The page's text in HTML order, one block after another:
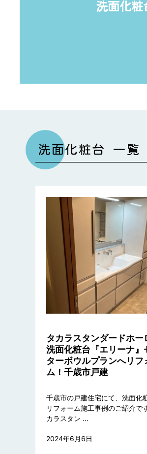
洗面化粧
洗面化粧台 一覧
タカラスタンダードホー
洗面化粧台『エリーナ』
ターボウルプランへリフ
ム！千歳市戸建
千歳市の戸建住宅にて、洗面化
リフォーム施工事例のご紹介で
カラスタン ...
2024年6月6日